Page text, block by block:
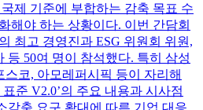
제 기준에 부합하는 감축 목표 수
해야 하는 상황이다. 이번 간담회
최고 경영진과 ESG 위원회 위원,
등 50여 명이 참석했다. 특히 삼성
스코, 아모레퍼시픽 등이 자리해
준 V2.0’의 주요 내용과 시사점